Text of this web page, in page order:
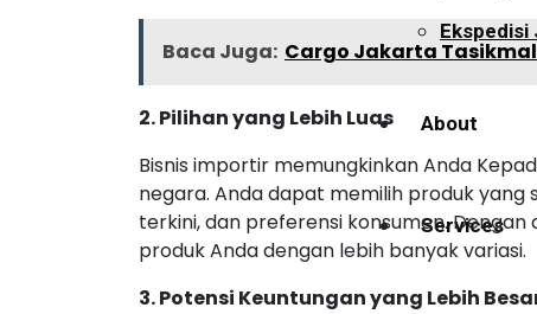
Ekspedisi
About
Services
Baca Juga: Cargo Jakarta
2. Pilihan yang Lebih Luas
Bisnis importir memungkinkan Anda
negara. Anda dapat memilih produk
terkini, dan preferensi konsumen.
produk Anda dengan lebih banyak variasi.
3. Potensi Keuntungan yang Lebih